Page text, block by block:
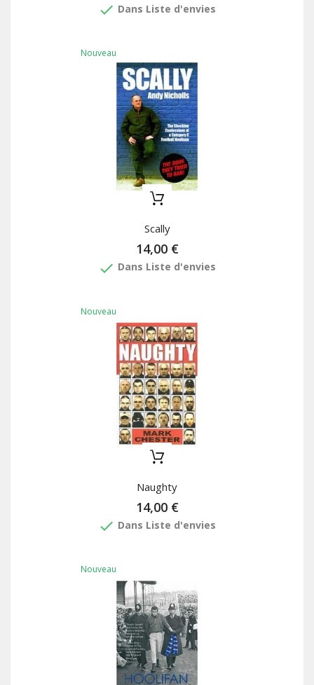
done Dans Liste d'envies
Nouveau
Scally
14,00 €
done Dans Liste d'envies
Nouveau
Naughty
14,00 €
done Dans Liste d'envies
Nouveau